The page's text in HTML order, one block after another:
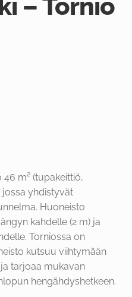
– Tornio
m² (tupakeittiö,
yhdistyvät
Huoneisto
kahdelle (2 m) ja
Torniossa on
kutsuu viihtymään
tarjoaa mukavan
hengähdyshetkeen.